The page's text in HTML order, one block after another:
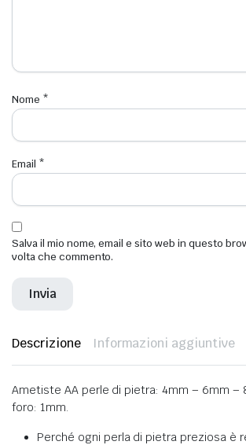
Nome *
Email *
Salva il mio nome, email e sito web in questo
volta che commento.
Descrizione Informazioni aggiuntive
Ametiste AA perle di pietra: 4mm – 6mm –
foro: 1mm.
Perché ogni perla di pietra preziosa è